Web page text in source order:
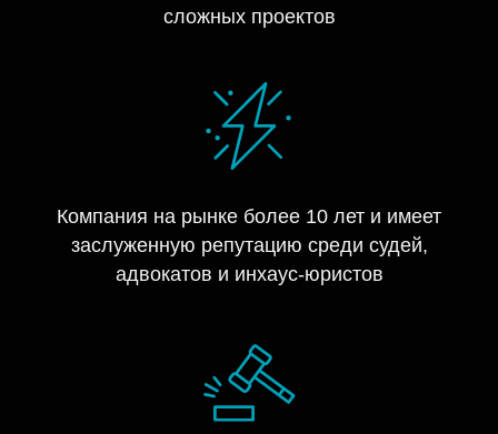
сложных проектов
Компания на рынке более 10 лет и имеет
заслуженную репутацию среди судей,
адвокатов и инхаус-юристов